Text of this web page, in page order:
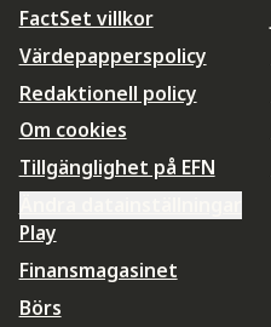
FactSet villkor
Värdepapperspolicy
Redaktionell policy
Om cookies
Tillgänglighet på EFN
Play
Finansmagasinet
Börs